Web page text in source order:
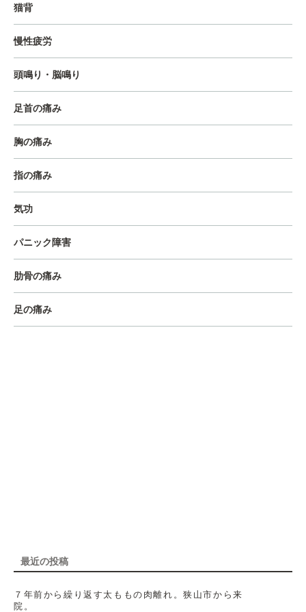
猫背
慢性疲労
頭鳴り・脳鳴り
足首の痛み
胸の痛み
指の痛み
気功
パニック障害
肋骨の痛み
足の痛み
最近の投稿
７年前から繰り返す太ももの肉離れ。狭山市から来
院。